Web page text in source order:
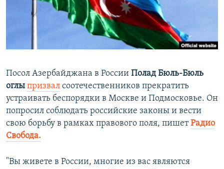
ПОБЕДИТЕЛЕЙ НЕ СУДЯТ?
КРЫМ.НЕПОКОРЕННЫЙ
ПРИСОЕДИНЯЙТЕСЬ!
Все сайты RFE/RL
Посол Азербайджана в России Полад Бюль-Бюль
оглы призвал соотечественников прекратить
устраивать беспорядки в Москве и Подмосковье. Он
попросил соблюдать российские законы и вести
свою борьбу в рамках правового поля, пишетРадио
Свобода.
"Вы живете в России, многие из вас являются